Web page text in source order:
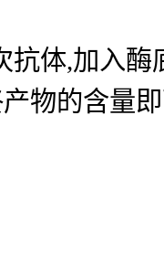
抗体,加入
物的含量